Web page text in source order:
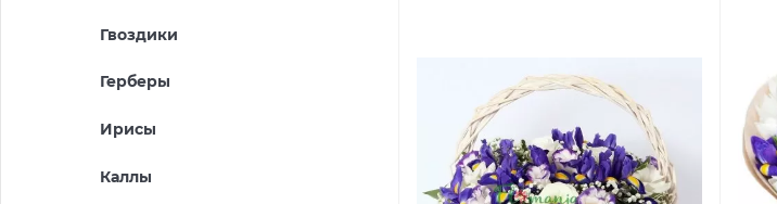
Гвоздики
Герберы
Ирисы
Каллы